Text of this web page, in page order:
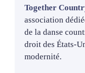
Together
association
de la danse
droit des États-
modernité.